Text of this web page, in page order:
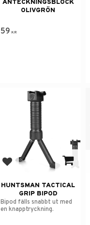
ANTECKNINGSBLOCK
OLIVGRÖN
59 KR
Lägg till i favoriter
HUNTSMAN TACTICAL
GRIP BIPOD
Bipod fälls snabbt ut med
en knapptryckning.